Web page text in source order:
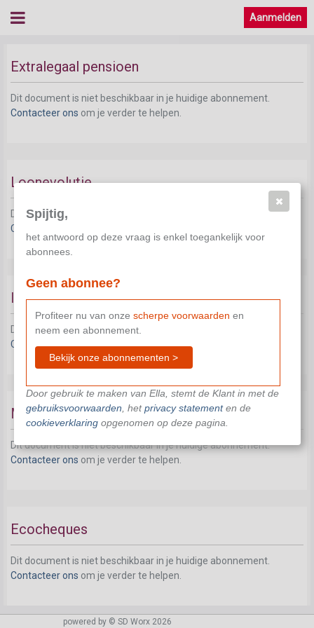
Aanmelden
Extralegaal pensioen
Dit document is niet beschikbaar in je huidige abonnement.
Contacteer ons om je verder te helpen.
Loonevolutie
Dit document is niet beschikbaar in je huidige abonnement.
Contacteer ons
Inschaling en verloning
Dit document is niet beschikbaar in je huidige abonnement.
Contacteer onsom je verder te helpen.
Maaltijdcheques
Dit document is niet beschikbaar in je huidige abonnement.
Contacteer ons om je verder te helpen.
Ecocheques
Dit document is niet beschikbaar in je huidige abonnement.
Contacteer ons om je verder te helpen.
powered by © SD Worx 2026
Spijtig,
het antwoord op deze vraag is enkel toegankelijk voor
abonnees.
Geen abonnee?
Profiteer nu van onze scherpe voorwaarden en
neem een abonnement.
Bekijk onze abonnementen >
Door gebruik te maken van Ella, stemt de Klant in met de
gebruiksvoorwaarden , hetprivacy statementen de
cookieverklaringopgenomen op deze pagina.